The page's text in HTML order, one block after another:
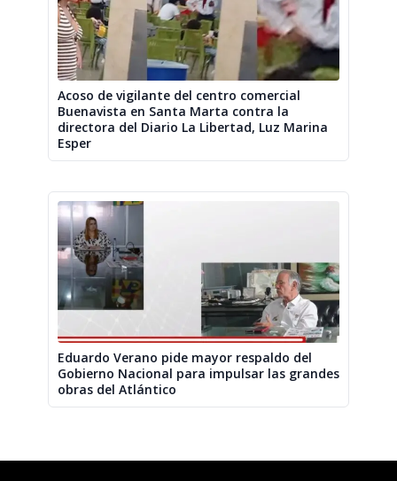
Acoso de vigilante del centro comercial
Buenavista en Santa Marta contra la
directora del Diario La Libertad, Luz Marina
Esper
Eduardo Verano pide mayor respaldo del
Gobierno Nacional para impulsar las grandes
obras del Atlántico